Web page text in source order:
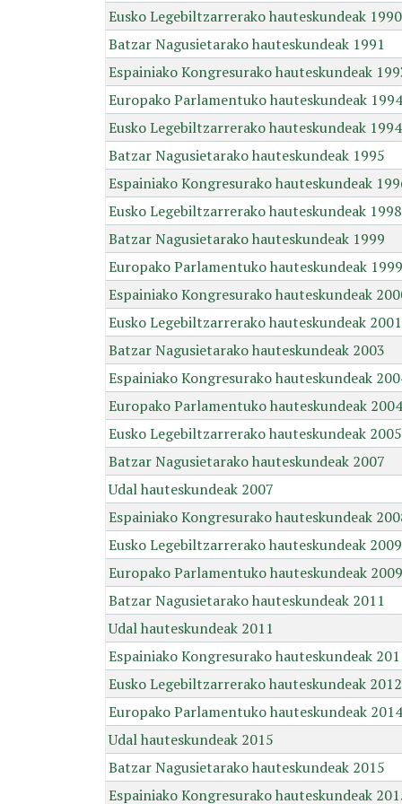
Eusko Legebiltzarrerako hauteskundeak 1990
Batzar Nagusietarako hauteskundeak 1991
Espainiako Kongresurako hauteskundeak
Europako Parlamentuko hauteskundeak 1994
Eusko Legebiltzarrerako hauteskundeak 1994
Batzar Nagusietarako hauteskundeak 1995
Espainiako Kongresurako hauteskundeak
Eusko Legebiltzarrerako hauteskundeak 1998
Batzar Nagusietarako hauteskundeak 1999
Europako Parlamentuko hauteskundeak 1999
Espainiako Kongresurako hauteskundeak
Eusko Legebiltzarrerako hauteskundeak 2001
Batzar Nagusietarako hauteskundeak 2003
Espainiako Kongresurako hauteskundeak
Europako Parlamentuko hauteskundeak 2004
Eusko Legebiltzarrerako hauteskundeak 2005
Batzar Nagusietarako hauteskundeak 2007
Udal hauteskundeak 2007
Espainiako Kongresurako hauteskundeak
Eusko Legebiltzarrerako hauteskundeak 2009
Europako Parlamentuko hauteskundeak 2009
Batzar Nagusietarako hauteskundeak 2011
Udal hauteskundeak 2011
Espainiako Kongresurako hauteskundeak
Eusko Legebiltzarrerako hauteskundeak 2012
Europako Parlamentuko hauteskundeak 2014
Udal hauteskundeak 2015
Batzar Nagusietarako hauteskundeak 2015
Espainiako Kongresurako hauteskundeak